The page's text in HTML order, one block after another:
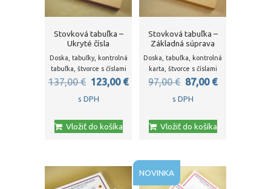
Stovková tabuľka –
Ukryté čísla
Doska, tabuľky, kontrolná
tabuľka, štvorce s číslami
137,00€ Pôvodná
cena
137,00 €.
123,00 € Aktuálna
123,00 €.
s DPH
Vložiť do košíka
Stovková tabuľka –
Základná súprava
Doska, tabuľka, kontrolná
karta, štvorce s číslami
97,00€ Pôvodná
cena
97,00 €.
87,00 €
s DPH
Vložiť do košíka
NOVINKA